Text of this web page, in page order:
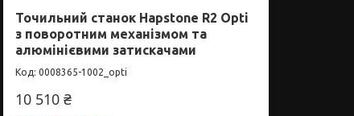
Точильний станок Hapstone R2 Opti
з поворотним механізмом та
алюмінієвими затискачами
0008365-1002_opti
10 510 ₴